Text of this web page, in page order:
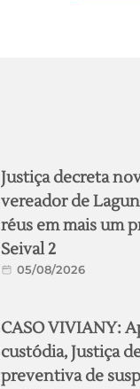
Justiça decreta
vereador de
réus em mais um
Seival 2
05/08/2026
CASO VIVIANY:
custódia, Justiça
preventiva de